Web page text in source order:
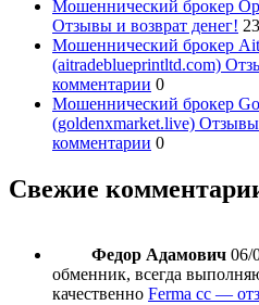
Мошеннический брокер
Отзывы и возврат денег!
Мошеннический брокер
(aitradeblueprintltd.com)
комментарии 0
Мошеннический брокер
(goldenxmarket.live) Отзывы
комментарии 0
Свежие
Федор Адамович 06/
обменник, всегда
качественно Ferma cc —